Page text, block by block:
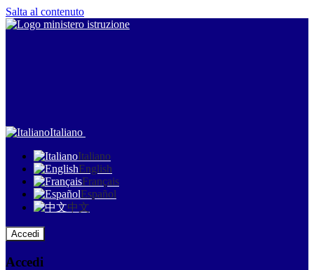
Salta al contenuto
Italiano
Italiano
English
Français
Español
中文
Accedi
Accedi